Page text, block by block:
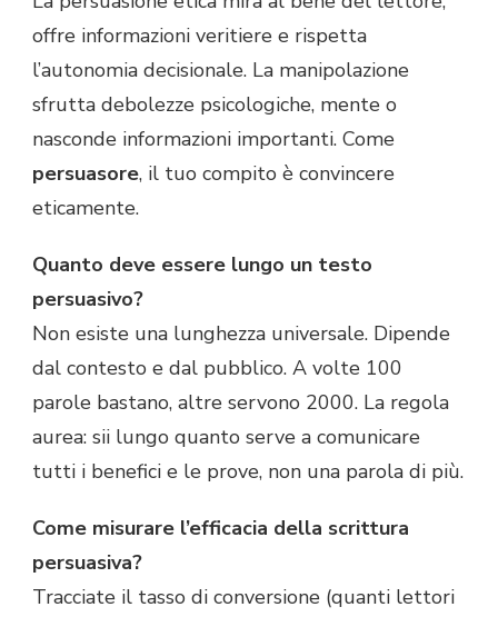
offre informazioni veritiere e rispetta
l’autonomia decisionale. La manipolazione
sfrutta debolezze psicologiche, mente o
nasconde informazioni importanti. Come
persuasore, il tuo compito è convincere
eticamente.
Quanto deve essere lungo un testo
persuasivo?
Non esiste una lunghezza universale. Dipende
dal contesto e dal pubblico. A volte 100
parole bastano, altre servono 2000. La regola
aurea: sii lungo quanto serve a comunicare
tutti i benefici e le prove, non una parola di più.
Come misurare l’efficacia della scrittura
persuasiva?
Tracciate il tasso di conversione (quanti lettori